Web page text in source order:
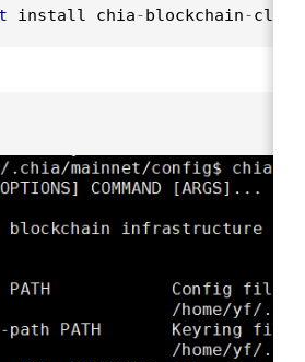
install chia-blockchain-cli